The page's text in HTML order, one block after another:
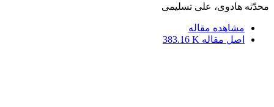
محدّثه هادوی، علی تسلیمی
مشاهده مقاله
اصل مقاله 383.16 K